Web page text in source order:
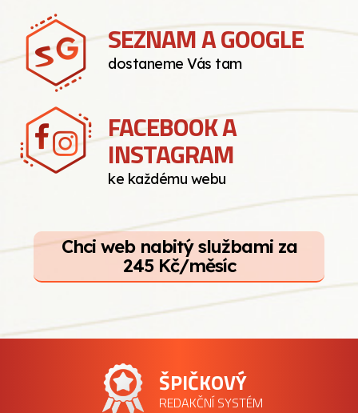
SEZNAM A GOOGLE
dostaneme Vás tam
FACEBOOK A
INSTAGRAM
ke každému webu
Chci web nabitý službami za
245 Kč/měsíc
ŠPIČKOVÝ
REDAKČNÍ SYSTÉM